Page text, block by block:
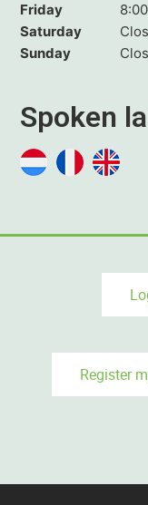
Friday
Saturday
Sunday
Spoken
Register